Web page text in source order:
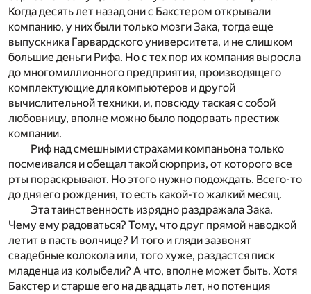
Когда десять лет назад они с Бакстером открывали
компанию, у них были только мозги Зака, тогда еще
выпускника Гарвардского университета, и не слишком
большие деньги Рифа. Но с тех пор их компания выросла
до многомиллионного предприятия, производящего
комплектующие для компьютеров и другой
вычислительной техники, и, повсюду таская с собой
любовницу, вполне можно было подорвать престиж
компании.
Риф над смешными страхами компаньона только
посмеивался и обещал такой сюрприз, от которого все
рты пораскрывают. Но этого нужно подождать. Всего-то
до дня его рождения, то есть какой-то жалкий месяц.
Эта таинственность изрядно раздражала Зака.
Чему ему радоваться? Тому, что друг прямой наводкой
летит в пасть волчице? И того и гляди зазвонят
свадебные колокола или, того хуже, раздастся писк
младенца из колыбели? А что, вполне может быть. Хотя
Бакстер и старше его на двадцать лет, но потенция